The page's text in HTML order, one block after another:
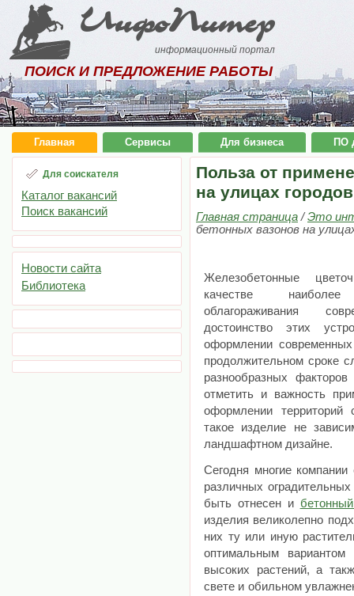
ИнфоПитер
информационный портал
ПОИСК И ПРЕДЛОЖЕНИЕ РАБОТЫ
Главная Сервисы Для бизнеса ПО
Для соискателя
Каталог вакансий
Поиск вакансий
Новости сайта
Библиотека
Польза от
на улицах
Главная страница/Это
бетонных вазонов на
Железобетонные
качестве
облагораживания
достоинство этих
оформлении
продолжительном сроке
разнообразных
отметить и важность
оформлении
такое изделие не
ландшафтном дизайне.
Сегодня многие компании
различных
быть отнесен и
изделия великолепно
них ту или иную
оптимальным
высоких растений, а
свете и обильном